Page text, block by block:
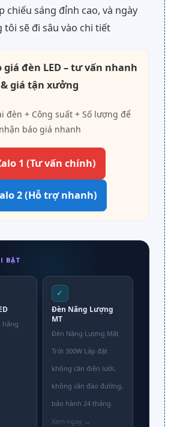
chiếu sáng đỉnh cao, và ngày
tôi sẽ đi sâu vào chi tiết
giá đèn LED – tư vấn nhanh
& giá tận xưởng
đèn + Công suất + Số lượng để
nhận báo giá nhanh
1 (Tư vấn chính)
2 (Hỗ trợ nhanh)
BẬT
hãng
✓
Đèn Năng Lượng
MT
Đèn Năng Lượng Mặt
Trời 300W Lắp đặt
không cần điện lưới,
không cần đào đường,
bảo hành 24 tháng.